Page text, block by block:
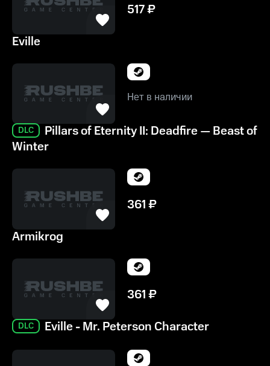
517₽
Eville
Нет в наличии
DLC
Pillars of Eternity II: Deadfire — Beast of
Winter
361₽
Armikrog
361₽
DLC Eville - Mr. Peterson Character